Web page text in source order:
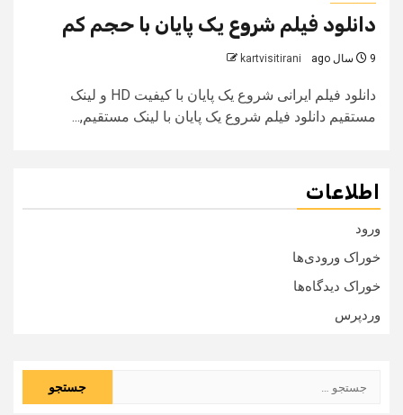
دانلود فیلم شروع یک پایان با حجم کم
9 سال ago kartvisitirani
دانلود فیلم ایرانی شروع یک پایان با کیفیت HD و لینک
مستقیم دانلود فیلم شروع یک پایان با لینک مستقیم,...
اطلاعات
ورود
خوراک ورودی‌ها
خوراک دیدگاه‌ها
وردپرس